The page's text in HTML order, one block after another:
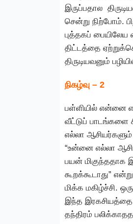
இருப்பதால
சென்று நிற்போம்.
புத்தகப்
திட்டத்தை
திருடியவனும்
நிகழ்வு – 2
பள்ளியில் என்னை
வீட்டுப் பாடங்களை
எல்லா
“உன்னை எல்லா
பயன் மிகுந்ததாக
கூறக்கூடாது”
மிக்க மகிழ்ச்சி.
இந்த இரகசியத்தை
தந்திரம்